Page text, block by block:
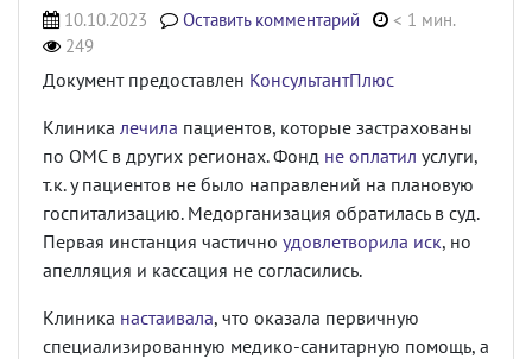
10.10.2023 Оставить комментарий
< 1 мин.
249
Документ предоставлен КонсультантПлюс
Клиника лечила пациентов, которые застрахованы
по ОМС в других регионах. Фонд не оплатил услуги,
т.к. у пациентов не было направлений на плановую
госпитализацию.Медорганизация обратилась в суд.
Первая инстанция частично удовлетворила иск, но
апелляция и кассация не согласились.
Клиника настаивала, что оказала первичную
специализированную медико-санитарную помощь, а